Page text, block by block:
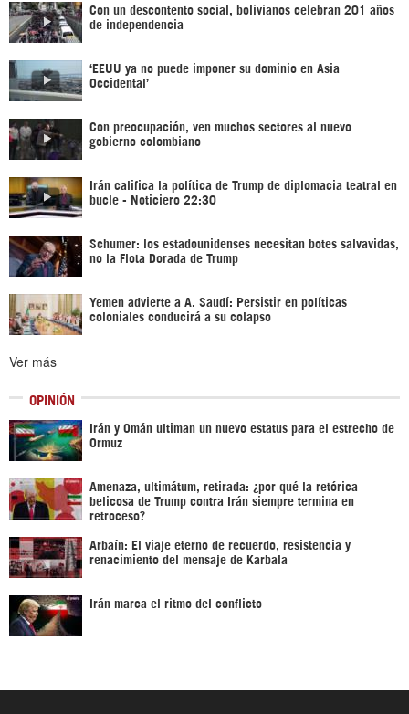
Con un descontento social, bolivianos celebran 201 años
de independencia
‘EEUU ya no puede imponer su dominio en Asia
Occidental’
Con preocupación, ven muchos sectores al nuevo
gobierno colombiano
Irán califica la política de Trump de diplomacia teatral en
bucle - Noticiero 22:30
Schumer: los estadounidenses necesitan botes salvavidas,
no la Flota Dorada de Trump
Yemen advierte a A. Saudí: Persistir en políticas
coloniales conducirá a su colapso
Ver más
OPINIÓN
Irán y Omán ultiman un nuevo estatus para el estrecho de
Ormuz
Amenaza, ultimátum, retirada: ¿por qué la retórica
belicosa de Trump contra Irán siempre termina en
retroceso?
Arbaín: El viaje eterno de recuerdo, resistencia y
renacimiento del mensaje de Karbala
Irán marca el ritmo del conflicto